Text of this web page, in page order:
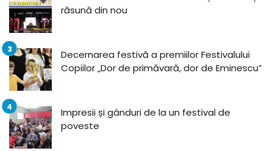
răsună din nou
Decernarea festivă a premiilor Festivalului
Copiilor „Dor de primăvară, dor de Eminescu”
Impresii și gânduri de la un festival de
poveste